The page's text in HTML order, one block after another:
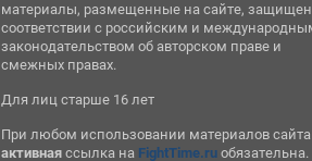
материалы, размещенные на сайте,
соответствии с российским и
законодательством об авторском праве и
смежных правах.
Для лиц старше 16 лет
При любом использовании материалов сайта
активная ссылка на FightTime.ru обязательна.